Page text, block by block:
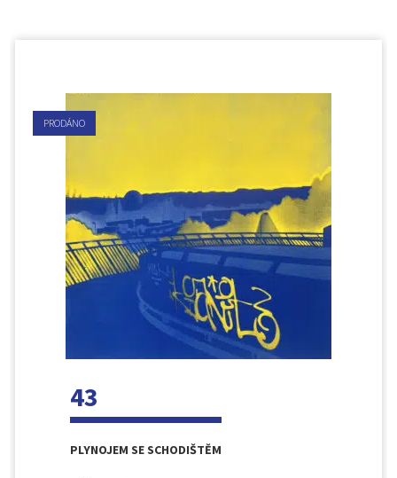
PRODÁNO
43
PLYNOJEM SE SCHODIŠTĚM